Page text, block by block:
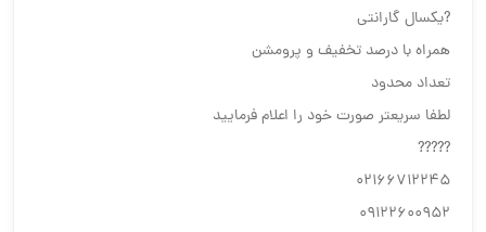
?یکسال گارانتی
همراه با درصد تخفیف و پرومشن
تعداد محدود
لطفا سریعتر صورت خود را اعلام فرمایید
?????
02166712245
09122600952